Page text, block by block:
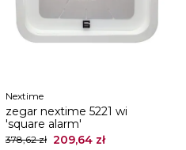
Nextime
zegar nextime 5221 wi
'square alarm'
378,62 zł 209,64 zł